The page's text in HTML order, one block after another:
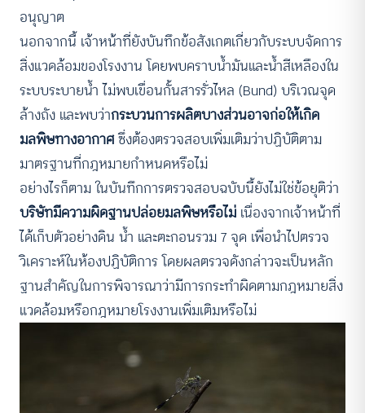
อนุญาต
นอกจากนี้ เจ้าหน้าที่ยังบันทึกข้อสังเกตเกี่ยวกับระบบจัดการ
สิ่งแวดล้อมของโรงงาน โดยพบคราบน้ำมันและน้ำสีเหลืองใน
ระบบระบายน้ำ ไม่พบเขื่อนกั้นสารรั่วไหล (Bund) บริเวณจุด
ล้างถัง และพบว่ากระบวนการผลิตบางส่วนอาจก่อให้เกิด
มลพิษทางอากาศซึ่งต้องตรวจสอบเพิ่มเติมว่าปฏิบัติตาม
มาตรฐานที่กฎหมายกำหนดหรือไม่
อย่างไรก็ตาม ในบันทึกการตรวจสอบฉบับนี้ยังไม่ใช่ข้อยุติว่า
บริษัทมีความผิดฐานปล่อยมลพิษหรือไม่ เนื่องจากเจ้าหน้าที่
ได้เก็บตัวอย่างดิน น้ำ และตะกอนรวม 7 จุด เพื่อนำไปตรวจ
วิเคราะห์ในห้องปฏิบัติการ โดยผลตรวจดังกล่าวจะเป็นหลัก
ฐานสำคัญในการพิจารณาว่ามีการกระทำผิดตามกฎหมายสิ่ง
แวดล้อมหรือกฎหมายโรงงานเพิ่มเติมหรือไม่